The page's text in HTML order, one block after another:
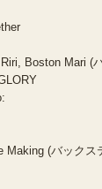
Riri, Boston Mari (
Making (バックス